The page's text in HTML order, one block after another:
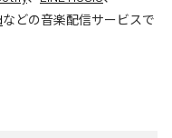
などの音楽配信サービスで